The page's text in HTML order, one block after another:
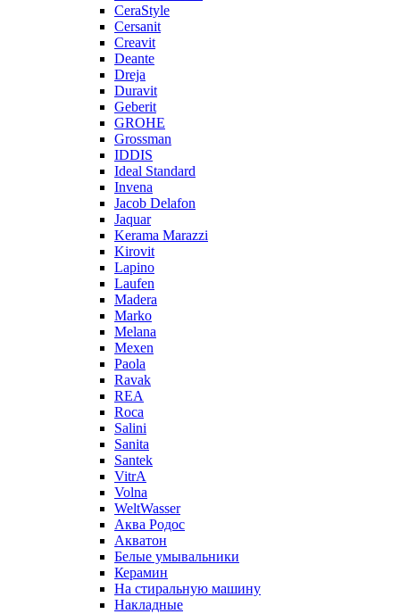
CeraStyle
Cersanit
Creavit
Deante
Dreja
Duravit
Geberit
GROHE
Grossman
IDDIS
Ideal Standard
Invena
Jacob Delafon
Jaquar
Kerama Marazzi
Kirovit
Lapino
Laufen
Madera
Marko
Melana
Mexen
Paola
Ravak
REA
Roca
Salini
Sanita
Santek
VitrA
Volna
WeltWasser
Аква Родос
Акватон
Белые умывальники
Керамин
На стиральную машину
Накладные